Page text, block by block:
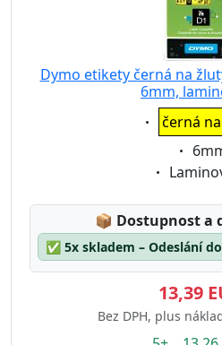
Dymo etikety černá na
6mm,
Eigenschaft:
černá
📦 Lagerstatus:
Dostupnost a
✅ 5x skladem – Odeslání
13,39
Bez DPH, plus